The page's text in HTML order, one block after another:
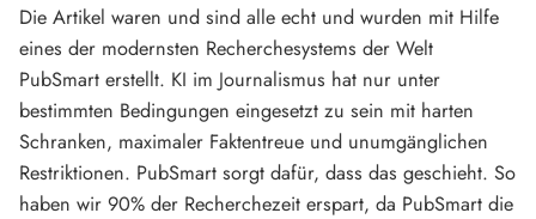
Die Artikel waren und sind alle echt und wurden mit Hilfe
eines der modernsten Recherchesystems der Welt
PubSmart erstellt. KI im Journalismus hat nur unter
bestimmten Bedingungen eingesetzt zu sein mit harten
Schranken, maximaler Faktentreue und unumgänglichen
Restriktionen. PubSmart sorgt dafür, dass das geschieht. So
haben wir 90% der Recherchezeit erspart, da PubSmart die